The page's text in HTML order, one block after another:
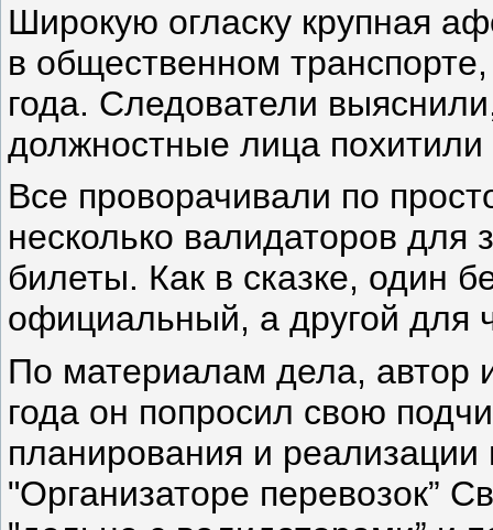
Широкую огласку крупная
в общественном
года. Следователи
должностные лица
Все проворачивали по
несколько валидаторов для
билеты. Как в сказке, один
официальный, а другой для
По материалам дела, автор
года он попросил свою
планирования и
"Организаторе перевозок”